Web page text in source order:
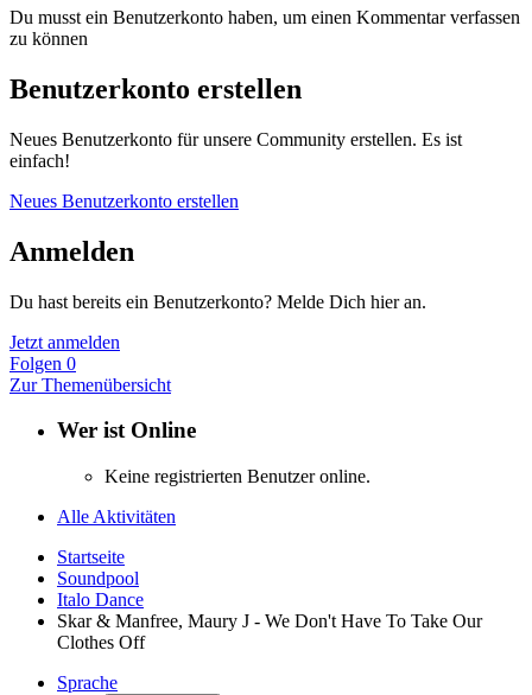
Du musst ein Benutzerkonto haben, um einen Kommentar verfassen
zu können
Benutzerkonto erstellen
Neues Benutzerkonto für unsere Community erstellen. Es ist
einfach!
Neues Benutzerkonto erstellen
Anmelden
Du hast bereits ein Benutzerkonto? Melde Dich hier an.
Jetzt anmelden
Folgen 0
Zur Themenübersicht
Wer ist Online
Keine registrierten Benutzer online.
Alle Aktivitäten
Startseite
Soundpool
Italo Dance
Skar & Manfree, Maury J - We Don't Have To Take Our
Clothes Off
Sprache